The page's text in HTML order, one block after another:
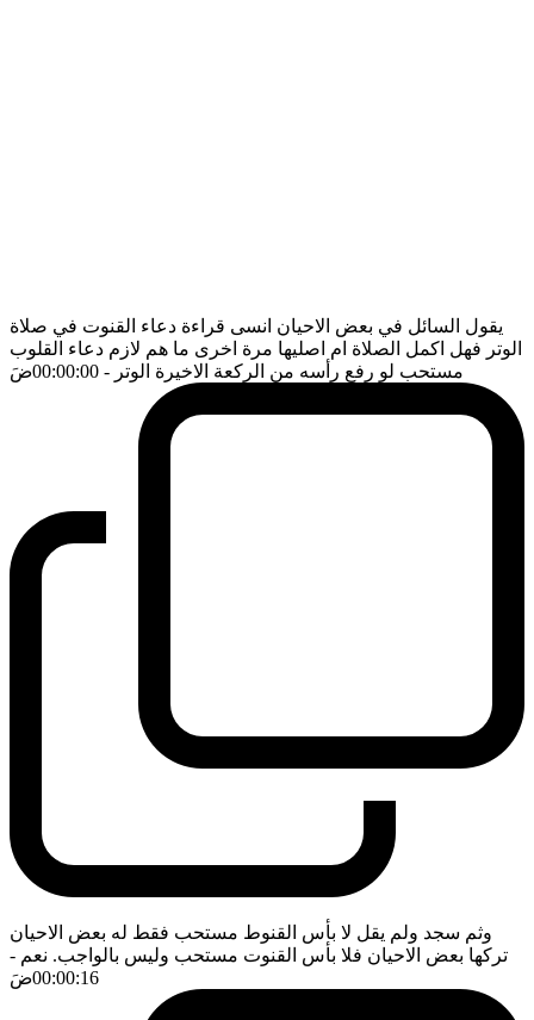
يقول السائل في بعض الاحيان انسى قراءة دعاء القنوت في صلاة
الوتر فهل اكمل الصلاة ام اصليها مرة اخرى ما هم لازم دعاء القلوب
مستحب لو رفع رأسه من الركعة الاخيرة الوتر - 00:00:00 ضَ
وثم سجد ولم يقل لا بأس القنوط مستحب فقط له بعض الاحيان
تركها بعض الاحيان فلا بأس القنوت مستحب وليس بالواجب. نعم -
00:00:16ضَ